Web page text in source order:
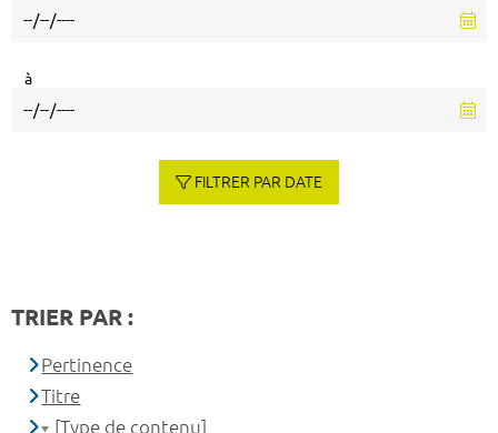
à
FILTRER PAR DATE
TRIER PAR :
Pertinence
Titre
[Type de contenu]